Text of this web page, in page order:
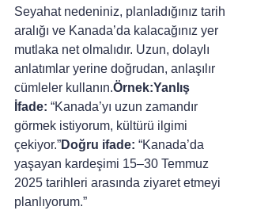
Seyahat nedeniniz, planladığınız tarih
aralığı ve Kanada’da kalacağınız yer
mutlaka net olmalıdır. Uzun, dolaylı
anlatımlar yerine doğrudan, anlaşılır
cümleler kullanın.Örnek:Yanlış
İfade: “Kanada’yı uzun zamandır
görmek istiyorum, kültürü ilgimi
çekiyor.”Doğru ifade: “Kanada’da
yaşayan kardeşimi 15–30 Temmuz
2025 tarihleri arasında ziyaret etmeyi
planlıyorum.”